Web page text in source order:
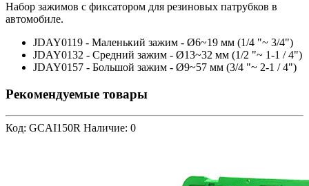
Набор зажимов с фиксатором для резиновых патрубков в
автомобиле.
JDAY0119 - Маленький зажим - Ø6~19 мм (1/4 "~ 3/4")
JDAY0132 - Средний зажим - Ø13~32 мм (1/2 "~ 1-1 / 4")
JDAY0157 - Большой зажим - Ø9~57 мм (3/4 "~ 2-1 / 4")
Рекомендуемые товары
Код: GCAI150R Наличие: 0